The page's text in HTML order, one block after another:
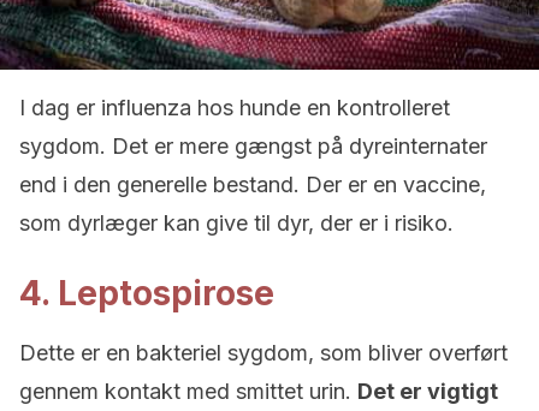
I dag er influenza hos hunde en kontrolleret
sygdom. Det er mere gængst på dyreinternater
end i den generelle bestand. Der er en vaccine,
som dyrlæger kan give til dyr, der er i risiko.
4. Leptospirose
Dette er en bakteriel sygdom, som bliver overført
gennem kontakt med smittet urin. Det er vigtigt